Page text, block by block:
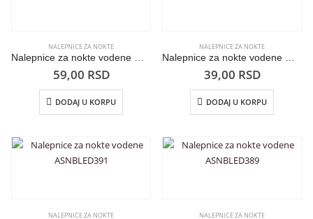
NALEPNICE ZA NOKTE
Nalepnice za nokte vodene W12
59,00 RSD
DODAJ U KORPU
NALEPNICE ZA NOKTE
Nalepnice za nokte vodene W13
39,00 RSD
DODAJ U KORPU
NALEPNICE ZA NOKTE NALEPNICE ZA NOKTE